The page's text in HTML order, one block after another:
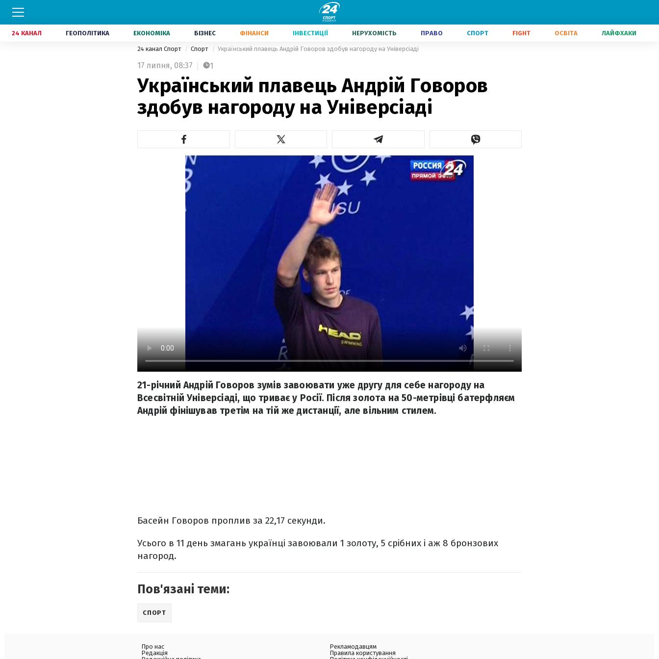
24 КАНАЛ ГЕОПОЛІТИКА ЕКОНОМІКА БІЗНЕС ФІНАНСИ ІНВЕСТИЦІЇ НЕРУХОМІСТЬ ПРАВО СПОРТ FIGHT ОСВІТА ЛАЙФХАКИ
24 канал Спорт Спорт Український плавець Андрій Говоров здобув нагороду на Універсіаді
17 липня, 08:37 1
Український плавець Андрій Говоров
здобув нагороду на Універсіаді
21-річний Андрій Говоров зумів завоювати уже другу для себе нагороду на
Всесвітній Універсіаді, що триває у Росії. Після золота на 50-метрівці батерфляєм
Андрій фінішував третім на тій же дистанції, але вільним стилем.
Басейн Говоров проплив за 22,17 секунди.
Усього в 11 день змагань українці завоювали 1 золоту, 5 срібних і аж 8 бронзових
нагород.
Пов'язані теми:
СПОРТ
Про нас
Редакція
Рекламодавцям
Правила користування